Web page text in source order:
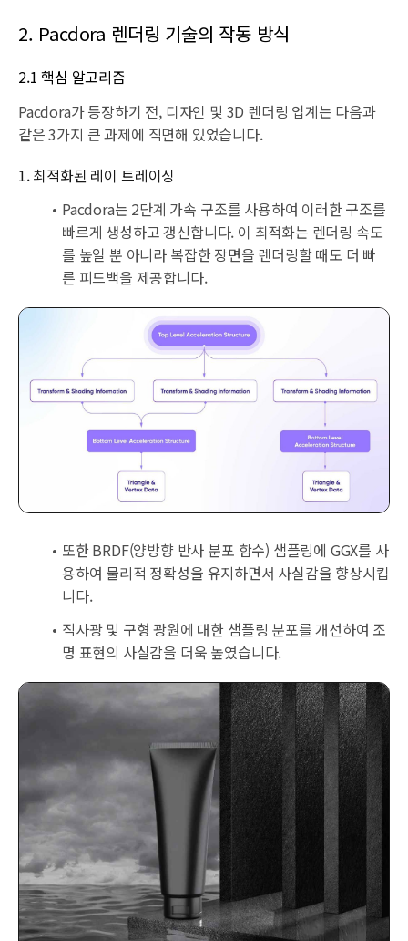
2. Pacdora 렌더링 기술의 작동 방식
2.1 핵심 알고리즘
Pacdora가 등장하기 전, 디자인 및 3D 렌더링 업계는 다음과
같은 3가지 큰 과제에 직면해 있었습니다.
1. 최적화된 레이 트레이싱
Pacdora는 2단계 가속 구조를 사용하여 이러한 구조를
빠르게 생성하고 갱신합니다. 이 최적화는 렌더링 속도
를 높일 뿐 아니라 복잡한 장면을 렌더링할 때도 더 빠
른 피드백을 제공합니다.
또한 BRDF(양방향 반사 분포 함수) 샘플링에 GGX를 사
용하여 물리적 정확성을 유지하면서 사실감을 향상시킵
니다.
직사광 및 구형 광원에 대한 샘플링 분포를 개선하여 조
명 표현의 사실감을 더욱 높였습니다.